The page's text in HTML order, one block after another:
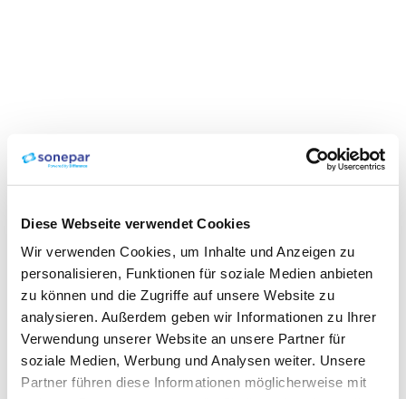
Diese Webseite verwendet Cookies
Wir verwenden Cookies, um Inhalte und Anzeigen zu
personalisieren, Funktionen für soziale Medien anbieten
zu können und die Zugriffe auf unsere Website zu
analysieren. Außerdem geben wir Informationen zu Ihrer
Verwendung unserer Website an unsere Partner für
soziale Medien, Werbung und Analysen weiter. Unsere
Partner führen diese Informationen möglicherweise mit